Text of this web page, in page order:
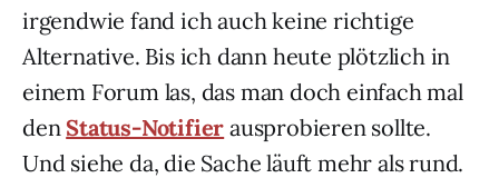
irgendwie fand ich auch keine richtige
Alternative. Bis ich dann heute plötzlich in
einem Forum las, das man doch einfach mal
den Status-Notifier ausprobieren sollte.
Und siehe da, die Sache läuft mehr als rund.